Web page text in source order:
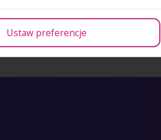
Ustaw preferencje